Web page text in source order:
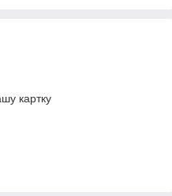
картку